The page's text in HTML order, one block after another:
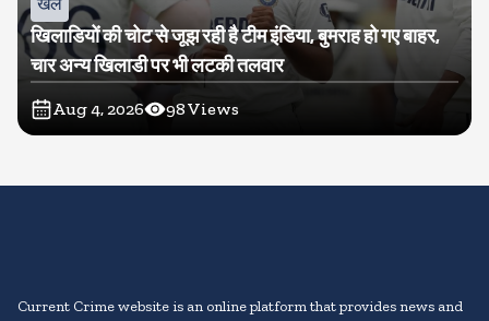
खेल
खिलाडियों की चोट से जूझ रही है टीम इंडिया, बुमराह हो गए बाहर,
चार अन्य खिलाडी पर भी लटकी तलवार
Aug 4, 2026 98Views
Current Crime website is an online platform that provides news and